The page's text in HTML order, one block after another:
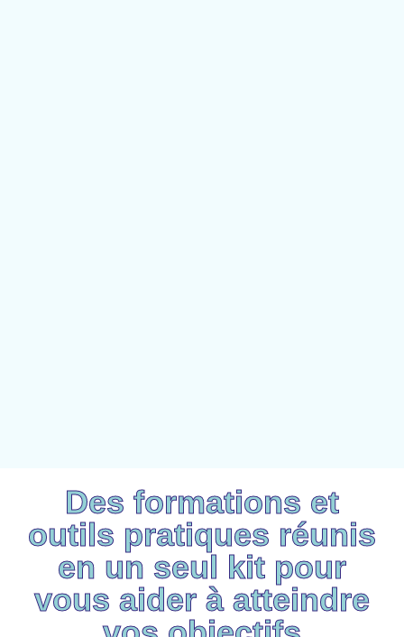
Des formations et
outils pratiques réunis
en un seul kit pour
vous aider à atteindre